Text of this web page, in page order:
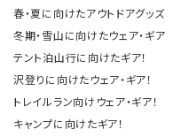
春・夏に向けたアウトドアグッズ
冬期・雪山に向けたウェア・ギア
テント泊山行に向けたギア！
沢登りに向けたウェア・ギア！
トレイルラン向けウェア・ギア！
キャンプに向けたギア！